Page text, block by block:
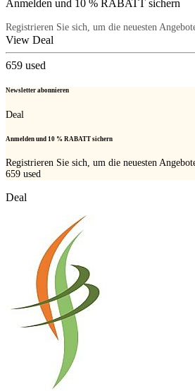
Anmelden und 10 % RABATT sichern
Registrieren Sie sich, um die neuesten
View Deal
659 used
Newsletter abonnieren
Deal
Anmelden und 10 % RABATT sichern
Registrieren Sie sich, um die neuesten
659 used
Deal